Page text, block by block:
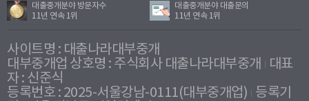
대출중개분야 방문자수
11년 연속 1위
대출중개분야 대출문의
11년 연속 1위
사이트명 : 대출나라대부중개
대부중개업 상호명 : 주식회사 대출나라대부중개
대표
자 : 신준식
등록번호 : 2025-서울강남-0111(대부중개업) 등록기